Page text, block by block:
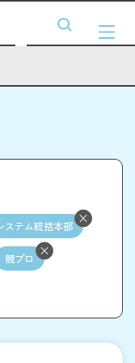
ステム統括本部
競プロ